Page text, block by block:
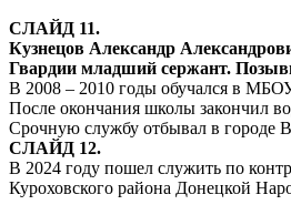
СЛАЙД 11.
Кузнецов Александр
Гвардии младший сержант.
В 2008 – 2010 годы обучался в
После окончания школы закончил
Срочную службу отбывал в городе
СЛАЙД 12.
В 2024 году пошел служить по
Куроховского района Донецкой